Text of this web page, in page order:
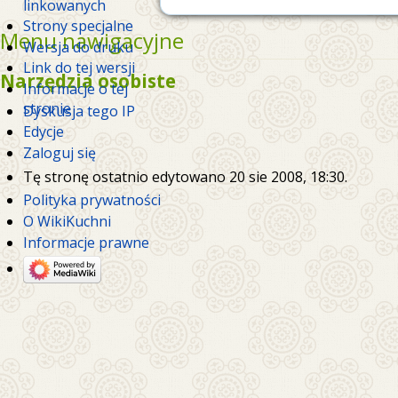
Menu nawigacyjne
Narzędzia osobiste
Dyskusja tego IP
Edycje
Zaloguj się
linkowanych
Strony specjalne
Wersja do druku
Link do tej wersji
Informacje o tej
stronie
Tę stronę ostatnio edytowano 20 sie 2008, 18:30.
Polityka prywatności
O WikiKuchni
Informacje prawne